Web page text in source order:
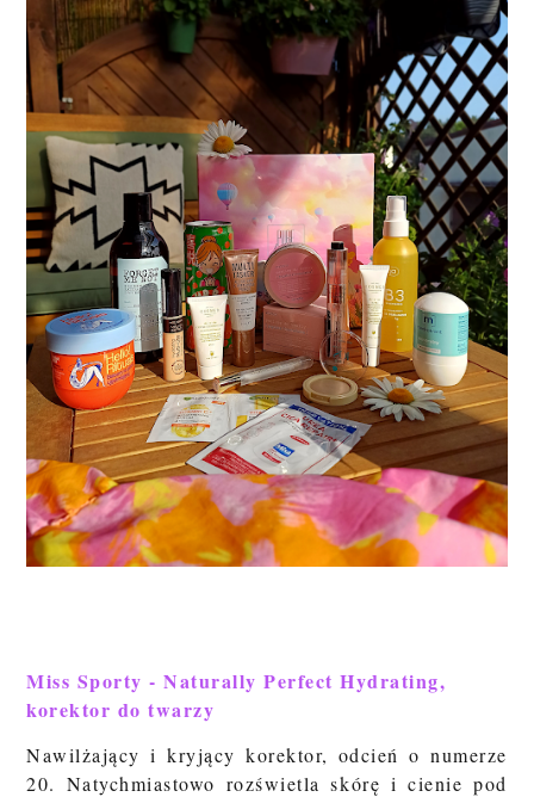
Miss Sporty - Naturally Perfect Hydrating,
korektor do twarzy
Nawilżający i kryjący korektor, odcień o numerze
20. Natychmiastowo rozświetla skórę i cienie pod